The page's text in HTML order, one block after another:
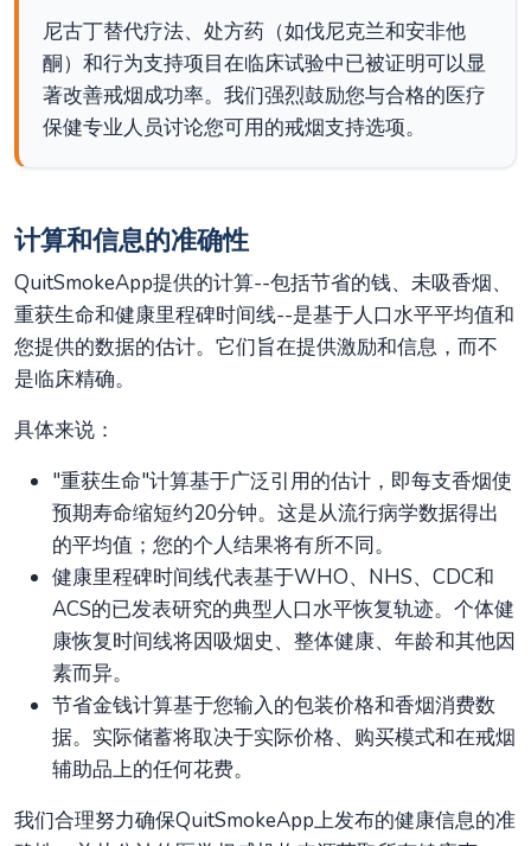
尼古丁替代疗法、处方药（如伐尼克兰和安非他
酮）和行为支持项目在临床试验中已被证明可以显
著改善戒烟成功率。我们强烈鼓励您与合格的医疗
保健专业人员讨论您可用的戒烟支持选项。
计算和信息的准确性
QuitSmokeApp提供的计算--包括节省的钱、未吸香烟、
重获生命和健康里程碑时间线--是基于人口水平平均值和
您提供的数据的估计。它们旨在提供激励和信息，而不
是临床精确。
具体来说：
"重获生命"计算基于广泛引用的估计，即每支香烟使
预期寿命缩短约20分钟。这是从流行病学数据得出
的平均值；您的个人结果将有所不同。
健康里程碑时间线代表基于WHO、NHS、CDC和
ACS的已发表研究的典型人口水平恢复轨迹。个体健
康恢复时间线将因吸烟史、整体健康、年龄和其他因
素而异。
节省金钱计算基于您输入的包装价格和香烟消费数
据。实际储蓄将取决于实际价格、购买模式和在戒烟
辅助品上的任何花费。
我们合理努力确保QuitSmokeApp上发布的健康信息的准